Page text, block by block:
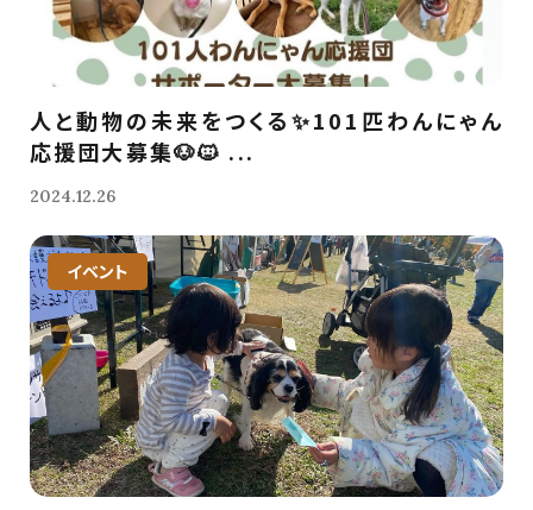
人と動物の未来をつくる✨101匹わんにゃん
応援団大募集🐶🐱 ...
2024.12.26
イベント